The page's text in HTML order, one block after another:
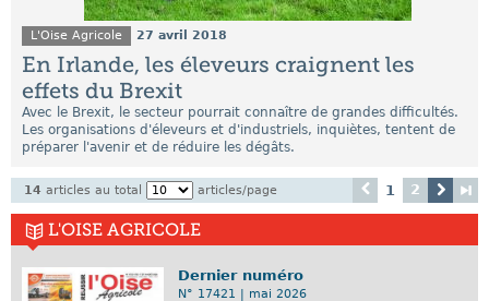
L'Oise Agricole 27 avril 2018
En Irlande, les éleveurs craignent les
effets du Brexit
Avec le Brexit, le secteur pourrait connaître de grandes difficultés.
Les organisations d'éleveurs et d'industriels, inquiètes, tentent de
préparer l'avenir et de réduire les dégâts.
1 2
14 articles au total articles/page
L'OISE AGRICOLE
Dernier numéro
N° 17421 | mai 2026